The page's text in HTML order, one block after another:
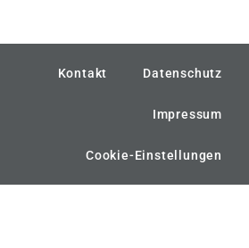
Kontakt Datenschutz
Impressum
Cookie-Einstellungen